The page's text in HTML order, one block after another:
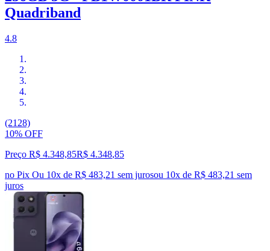
Quadriband
4.8
(2128)
10% OFF
Preço R$ 4.348,85R$ 4.348,85
no Pix Ou 10x de R$ 483,21 sem jurosou 10x de R$ 483,21 sem
juros